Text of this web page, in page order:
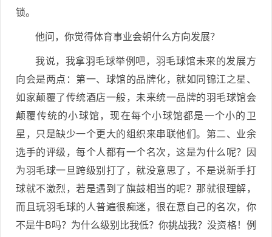
锁。
他问，你觉得体育事业会朝什么方向发展？
我说，我拿羽毛球举例吧，羽毛球馆未来的发展方
向会是两点：第一、球馆的品牌化，就如同锦江之星、
如家颠覆了传统酒店一般，未来统一品牌的羽毛球馆会
颠覆传统的小球馆，现在每个小球馆都是一个小的卫
星，只是缺少一个更大的组织来串联他们。第二、业余
选手的评级，每个人都有一个名次，这是为什么呢？因
为羽毛球一旦跨级别打了，就没意思了，不是说新手打
球就不激烈，若是遇到了旗鼓相当的呢？那就很理解，
而且玩羽毛球的人普遍很痴迷，很在意自己的名次，你
不是牛B吗？为什么级别比我低？你挑战我？没资格！例